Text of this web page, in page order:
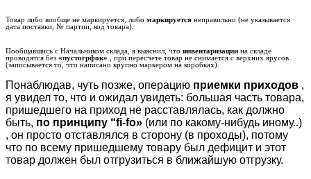
Товар либо вообще не маркируется, либо маркируется неправильно (не указывается
дата поставки, № партии, код товара).
Пообщавшись с Начальником склада, я выяснил, что инвентаризации на складе
проводятся без «пустогрфок»
, при пересчете товар не снимается с верхних ярусов
(записывается то, что написано крупно маркером на коробках).
Понаблюдав, чуть позже, операцию приемки приходов ,
я увидел то, что и ожидал увидеть: большая часть товара,
пришедшего на приход не расставлялась, как должно
быть, по принципу “fi-fo» (или по какому-нибудь иному..)
, он просто отставлялся в сторону (в проходы), потому
что по всему пришедшему товару был дефицит и этот
товар должен был отгрузиться в ближайшую отгрузку.